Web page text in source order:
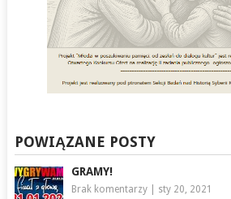
POWIĄZANE POSTY
GRAMY!
Brak komentarzy| sty 20, 2021